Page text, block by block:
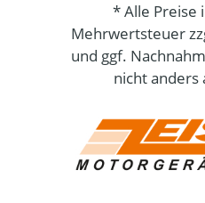
* Alle Preise
Mehrwertsteuer
und ggf.
nicht anders